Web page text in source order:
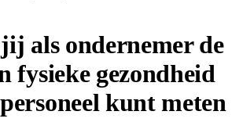
als ondernemer de
fysieke gezondheid
kunt meten